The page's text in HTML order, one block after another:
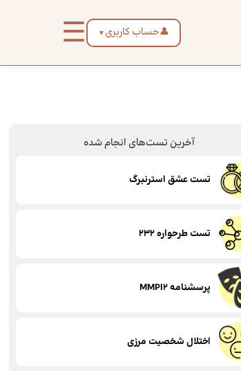
👤حساب کاربری ▼
☰
آخرین تست‌های انجام شده
تست عشق استرنبرگ
تست طرحواره 232
پرسشنامه MMPI2
اختلال شخصیت مرزی